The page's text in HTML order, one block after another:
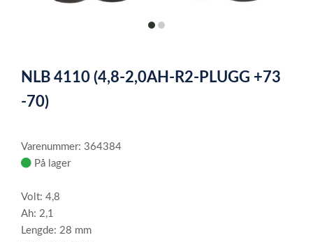
itemitem
of
NLB 4110 (4,8-2,0AH-R2-PLUGG +73
-70)
Varenummer: 364384
På lager
Volt: 4,8
Ah: 2,1
Lengde: 28 mm